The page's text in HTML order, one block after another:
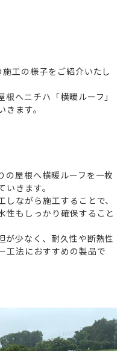
工の様子をご紹介いたし
へニチハ「横暖ルーフ」
ます。
の屋根へ横暖ルーフを一枚
きます。
ながら施工することで、
性もしっかり確保すること
が少なく、耐久性や断熱性
工法におすすめの製品で